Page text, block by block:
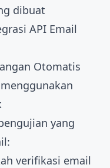
dibuat
API Email
Otomatis
yang
verifikasi email